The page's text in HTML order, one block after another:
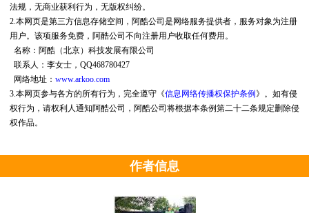
法规，无商业获利行为，无版权纠纷。
2.本网页是第三方信息存储空间，阿酷公司是网络服务提供者，服务对象为注册
用户。该项服务免费，阿酷公司不向注册用户收取任何费用。
名称：阿酷（北京）科技发展有限公司
联系人：李女士，QQ468780427
网络地址： www.arkoo.com
3.本网页参与各方的所有行为，完全遵守《信息网络传播权保护条例》。如有侵
权行为，请权利人通知阿酷公司，阿酷公司将根据本条例第二十二条规定删除侵
权作品。
作者信息